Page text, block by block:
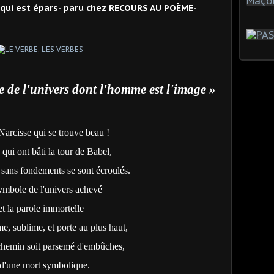
est épars- paru chez RECOURS AU POÈME-
de l'univers dont l'homme est l'image »
qui se trouve beau !
qui ont bâti la tour de Babel,
fondements se sont écroulés.
de l'univers achevé
la parole immortelle
sublime, et porte au plus haut,
soit parsemé d'embûches,
mort symbolique.